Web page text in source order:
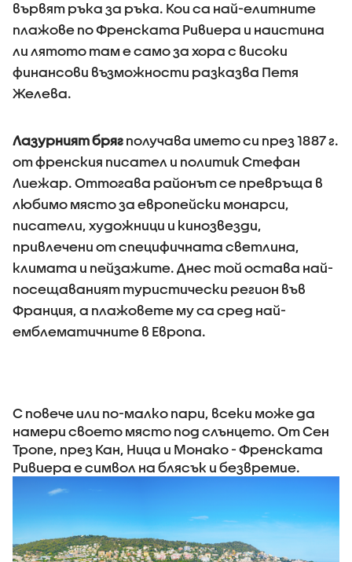
вървят ръка за ръка. Кои са най-елитните
плажове по Френската Ривиера и наистина
ли лятото там е само за хора с високи
финансови възможности разказва Петя
Желева.
Лазурният бряг получава името си през 1887 г.
от френския писател и политик Стефан
Лиежар. Оттогава районът се превръща в
любимо място за европейски монарси,
писатели, художници и кинозвезди,
привлечени от специфичната светлина,
климата и пейзажите. Днес той остава най-
посещаваният туристически регион във
Франция, а плажовете му са сред най-
емблематичните в Европа.
С повече или по-малко пари, всеки може да
намери своето място под слънцето. От Сен
Тропе, през Кан, Ница и Монако - Френската
Ривиера е символ на блясък и безвремие.